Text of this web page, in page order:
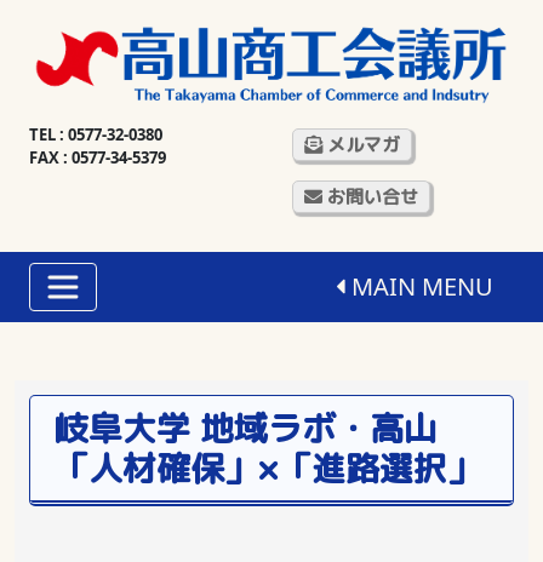
TEL : 0577-32-0380
FAX : 0577-34-5379
メルマガ
お問い合せ
MAIN MENU
岐阜大学 地域ラボ・高山
「人材確保」×「進路選択」